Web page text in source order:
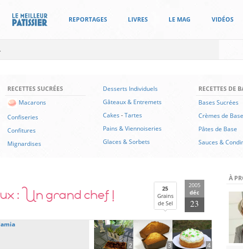
REPORTAGES LIVRES LE MAG VIDÉOS
RECETTES SUCRÉES
Macarons
Confiseries
Confitures
Mignardises
Desserts Individuels
Gâteaux & Entremets
Cakes -Tartes
Pains & Viennoiseries
Glaces & Sorbets
RECETTES DE
Bases Sucrées
Crèmes de Base
Pâtes de Base
Sauces &
: Un grand chef !
25
Grains
de Sel
2005
déc
23
2
3 4
À